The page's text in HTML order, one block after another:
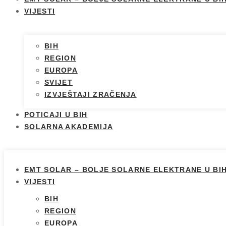
VIJESTI
BIH
REGION
EUROPA
SVIJET
IZVJEŠTAJI ZRAČENJA
POTICAJI U BIH
SOLARNA AKADEMIJA
EMT SOLAR – BOLJE SOLARNE ELEKTRANE U
VIJESTI
BIH
REGION
EUROPA